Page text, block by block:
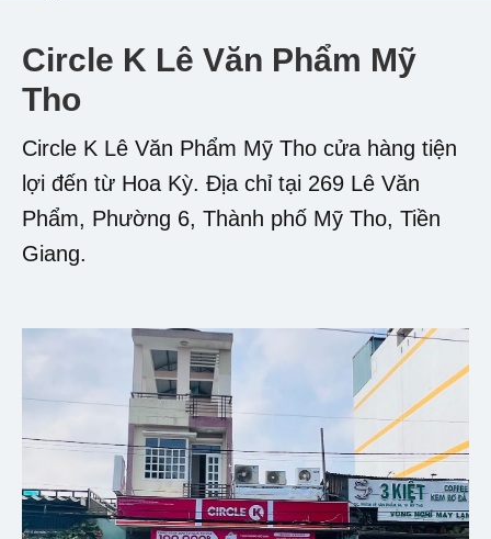
Circle K Lê Văn Phẩm Mỹ
Tho
Circle K Lê Văn Phẩm Mỹ Tho cửa hàng tiện
lợi đến từ Hoa Kỳ. Địa chỉ tại 269 Lê Văn
Phẩm, Phường 6, Thành phố Mỹ Tho, Tiền
Giang.